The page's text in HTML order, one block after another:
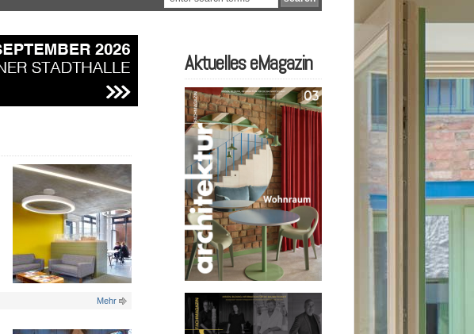
Mehr
Aktuelles eMagazin